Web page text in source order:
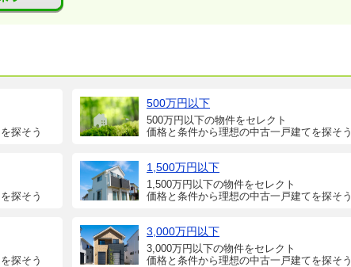
探そう
500万円以下
500万円以下の物件をセレクト
価格と条件から理想の中古一戸建てを探そう
探そう
1,500万円以下
1,500万円以下の物件をセレクト
価格と条件から理想の中古一戸建てを探そう
探そう
3,000万円以下
3,000万円以下の物件をセレクト
価格と条件から理想の中古一戸建てを探そう